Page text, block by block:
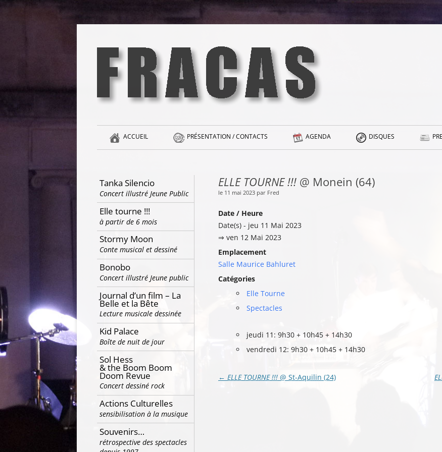
Aller
Fracas
ACCUEIL PRÉSENTATION / CONTACTS AGENDA DISQUES
ELLE TOURNE !!! @ Monein (64)
le 11 mai 2023 par Fred
Date / Heure
Date(s) - jeu 11 Mai 2023
⇒ ven 12 Mai 2023
Emplacement
Salle Maurice Bahluret
Catégories
Elle Tourne
Spectacles
jeudi 11: 9h30 + 10h45 + 14h30
vendredi 12: 9h30 + 10h45 + 14h30
Navigation
← ELLE TOURNE !!! @ St-Aquilin (24)
Tanka Silencio
Concert illustré Jeune Public
Elle tourne !!!
à partir de 6 mois
Stormy Moon
Conte musical et dessiné
Bonobo
Concert illustré Jeune public
Journal d’un film – La
Belle et la Bête
Lecture musicale dessinée
Kid Palace
Boîte de nuit de jour
Sol Hess
& the Boom Boom
Doom Revue
Concert dessiné rock
Actions Culturelles
sensibilisation à la musique
Souvenirs…
rétrospective des spectacles